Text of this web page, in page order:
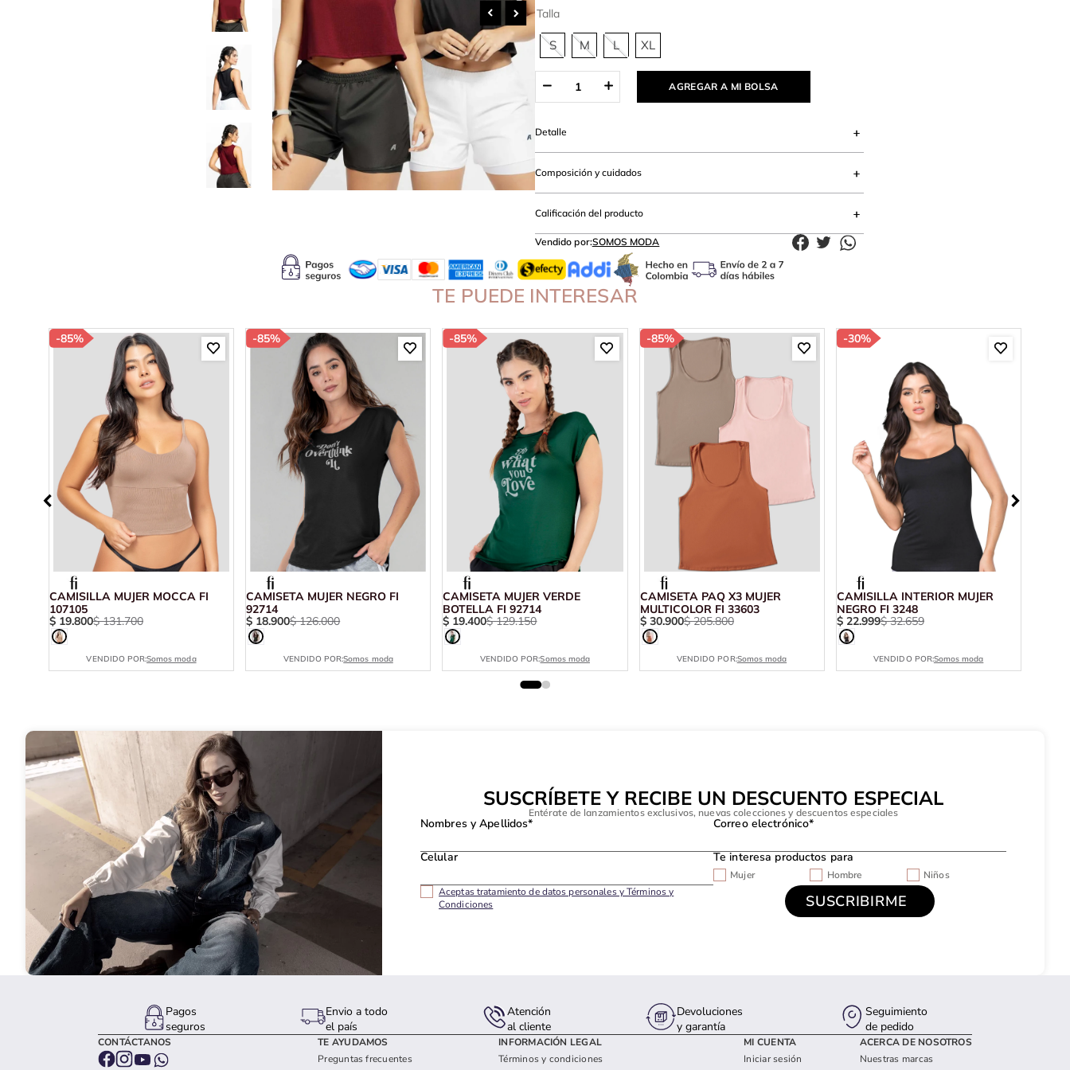
Talla
S M L XL
AGREGAR A MI BOLSA
Detalle
Composición y cuidados
Calificación del producto
Vendido por:SOMOS MODA
TE PUEDE INTERESAR
-85%
CAMISILLA MUJER MOCCA FI
107105
$ 19.800$ 131.700
VENDIDO POR:Somos moda
-85%
CAMISETA MUJER NEGRO FI
92714
$ 18.900$ 126.000
VENDIDO POR:Somos moda
-85%
CAMISETA MUJER VERDE
BOTELLA FI 92714
$ 19.400$ 129.150
VENDIDO POR:Somos moda
-85%
CAMISETA PAQ X3 MUJER
MULTICOLOR FI 33603
$ 30.900$ 205.800
VENDIDO POR:Somos moda
-30%
CAMISILLA INTERIOR MUJER
NEGRO FI 3248
$ 22.999$ 32.659
VENDIDO POR:Somos moda
SUSCRÍBETE Y RECIBE UN DESCUENTO ESPECIAL
Entérate de lanzamientos exclusivos, nuevas colecciones y descuentos especiales
Nombres y Apellidos* Correo electrónico*
Celular Te interesa productos para
Mujer Hombre
Niños
Aceptas tratamiento de datos personales y Términos y
Condiciones
Pagos
seguros
Envio a todo
el país
Atención
al cliente
Devoluciones
y garantía
Seguimiento
de pedido
CONTÁCTANOS
TE AYUDAMOS
Preguntas frecuentes
INFORMACIÓN LEGAL
Términos y condiciones
MI CUENTA
Iniciar sesión
ACERCA DE NOSOTROS
Nuestras marcas
camibuzo